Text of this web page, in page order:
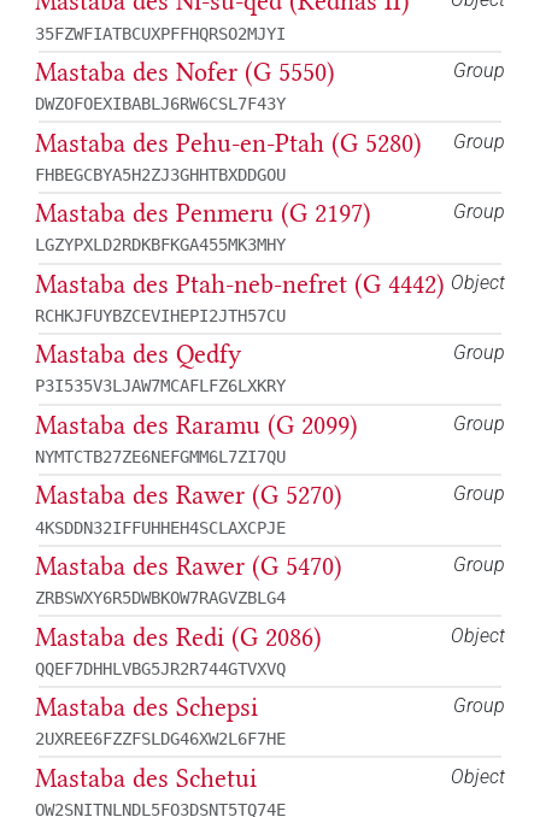
35FZWFIATBCUXPFFHQRSO2MJYI
Group
Mastaba des Nofer (G 5550)
DWZOFOEXIBABLJ6RW6CSL7F43Y
Group
Mastaba des Pehu-en-Ptah (G 5280)
FHBEGCBYA5H2ZJ3GHHTBXDDGOU
Group
Mastaba des Penmeru (G 2197)
LGZYPXLD2RDKBFKGA455MK3MHY
Object
Mastaba des Ptah-neb-nefret (G 4442)
RCHKJFUYBZCEVIHEPI2JTH57CU
Group
Mastaba des Qedfy
P3I535V3LJAW7MCAFLFZ6LXKRY
Group
Mastaba des Raramu (G 2099)
NYMTCTB27ZE6NEFGMM6L7ZI7QU
Group
Mastaba des Rawer (G 5270)
4KSDDN32IFFUHHEH4SCLAXCPJE
Group
Mastaba des Rawer (G 5470)
ZRBSWXY6R5DWBKOW7RAGVZBLG4
Object
Mastaba des Redi (G 2086)
QQEF7DHHLVBG5JR2R744GTVXVQ
Group
Mastaba des Schepsi
2UXREE6FZZFSLDG46XW2L6F7HE
Object
Mastaba des Schetui
OW2SNITNLNDL5FO3DSNT5TQ74E